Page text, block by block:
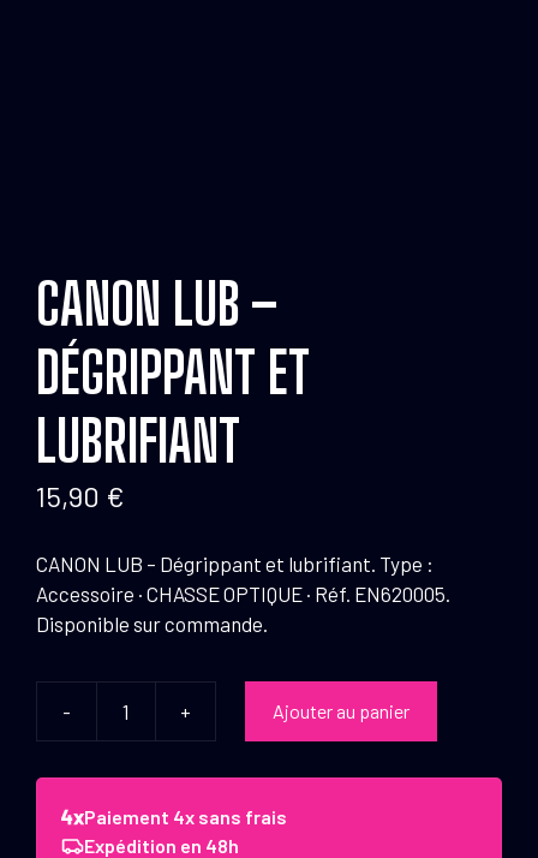
CANON LUB –
DÉGRIPPANT ET
LUBRIFIANT
15,90 €
CANON LUB – Dégrippant et lubrifiant. Type :
Accessoire · CHASSE OPTIQUE · Réf. EN620005.
Disponible sur commande.
-
quantité
CANON
LUB
-
+ Ajouter au panier
Paiement 4x sans frais
Expédition en 48h